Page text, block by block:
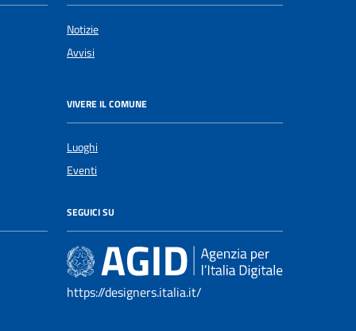
Notizie
Avvisi
VIVERE IL COMUNE
Luoghi
Eventi
SEGUICI SU
https://designers.italia.it/